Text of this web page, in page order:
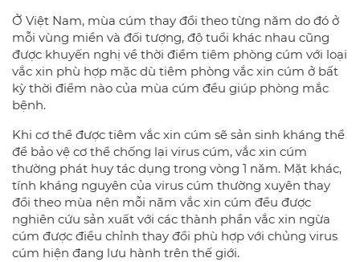
Ở Việt Nam, mùa cúm thay đổi theo từng năm do đó ở
mỗi vùng miền và đối tượng, độ tuổi khác nhau cũng
được khuyến nghị về thời điểm tiêm phòng cúm với loại
vắc xin phù hợp mặc dù tiêm phòng vắc xin cúm ở bất
kỳ thời điểm nào của mùa cúm đều giúp phòng mắc
bệnh.
Khi cơ thể được tiêm vắc xin cúm sẽ sản sinh kháng thể
để bảo vệ cơ thể chống lại virus cúm, vắc xin cúm
thường phát huy tác dụng trong vòng 1 năm. Mặt khác,
tính kháng nguyên của virus cúm thường xuyên thay
đổi theo mùa nên mỗi năm vắc xin cúm đều được
nghiên cứu sản xuất với các thành phần vắc xin ngừa
cúm được điều chỉnh thay đổi phù hợp với chủng virus
cúm hiện đang lưu hành trên thế giới.